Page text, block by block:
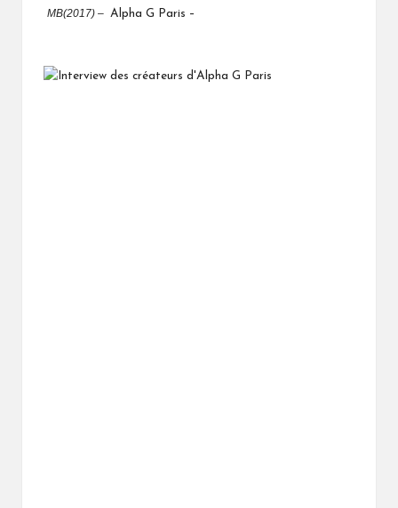
MB(2017) – Alpha G Paris –